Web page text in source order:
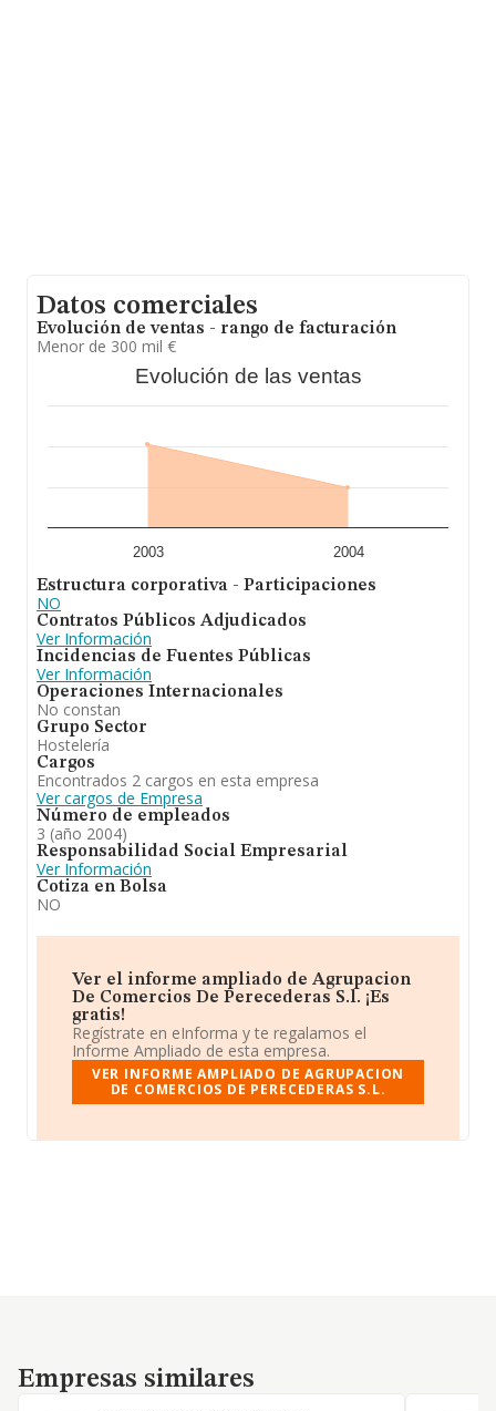
Datos comerciales
Evolución de ventas - rango de facturación
Menor de 300 mil €
Evolución de las ventas
2003 2004
Estructura corporativa - Participaciones
NO
Contratos Públicos Adjudicados
Ver Información
Incidencias de Fuentes Públicas
Ver Información
Operaciones Internacionales
No constan
Grupo Sector
Hostelería
Cargos
Encontrados 2 cargos en esta empresa
Ver cargos de Empresa
Número de empleados
3 (año 2004)
Responsabilidad Social Empresarial
Ver Información
Cotiza en Bolsa
NO
Ver el informe ampliado de Agrupacion
De Comercios De Perecederas S.l. ¡Es
gratis!
Regístrate en eInforma y te regalamos el
Informe Ampliado de esta empresa.
VER INFORME AMPLIADO DE AGRUPACION
DE COMERCIOS DE PERECEDERAS S.L.
Empresas similares
Empresas similares